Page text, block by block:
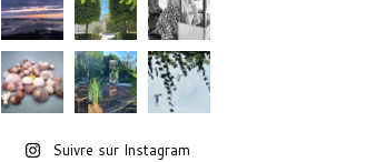
Suivre sur Instagram